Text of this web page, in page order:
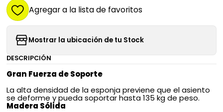
Agregar a la lista de favoritos
Mostrar la ubicación de tu Stock
DESCRIPCIÓN
Gran Fuerza de Soporte
La alta densidad de la esponja previene que el asiento
se deforme y pueda soportar hasta 135 kg de peso.
Madera Sólida